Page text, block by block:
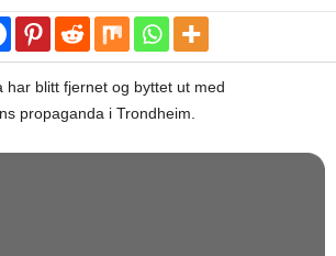
har blitt fjernet og byttet ut med
propaganda i Trondheim.